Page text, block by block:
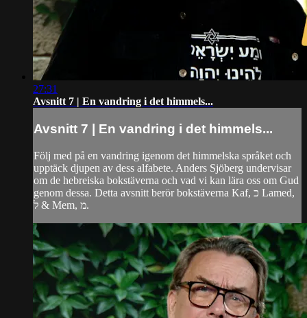
27:31
Avsnitt 7 | En vandring i det himmels...
Avsnitt 7 | En vandring i det himmels...
Följ med på en vandring igenom det himmelska språket och
upptäck djupen av dess alfabete. Anders Sjöberg undervisar
om de hebreiska bokstäverna och vad vi kan lära oss om Gud
genom dessa. Detta avsnitt berör bokstäverna Kaf, כ Lamed,
ל & Mem, מ.